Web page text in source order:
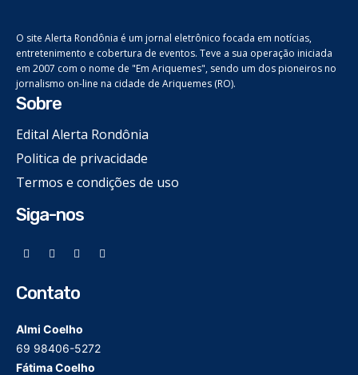
O site Alerta Rondônia é um jornal eletrônico focada em notícias,
entretenimento e cobertura de eventos. Teve a sua operação iniciada
em 2007 com o nome de "Em Ariquemes", sendo um dos pioneiros no
jornalismo on-line na cidade de Ariquemes (RO).
Sobre
Edital Alerta Rondônia
Politica de privacidade
Termos e condições de uso
Siga-nos
Contato
Almi Coelho
69 98406-5272
Fátima Coelho